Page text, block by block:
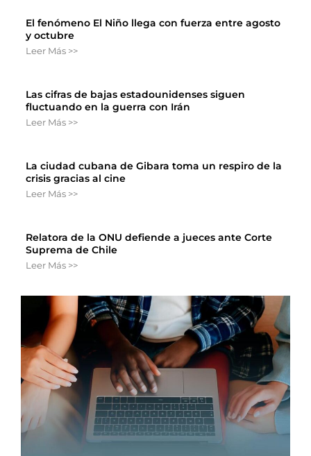
El fenómeno El Niño llega con fuerza entre agosto
y octubre
Leer Más >>
Las cifras de bajas estadounidenses siguen
fluctuando en la guerra con Irán
Leer Más >>
La ciudad cubana de Gibara toma un respiro de la
crisis gracias al cine
Leer Más >>
Relatora de la ONU defiende a jueces ante Corte
Suprema de Chile
Leer Más >>